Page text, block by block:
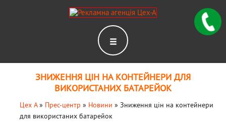
ЗНИЖЕННЯ ЦІН НА КОНТЕЙНЕРИ ДЛЯ
ВИКОРИСТАНИХ БАТАРЕЙОК
Цех А» Прес-центр » Новини » Зниження цін на контейнери
для використаних батарейок